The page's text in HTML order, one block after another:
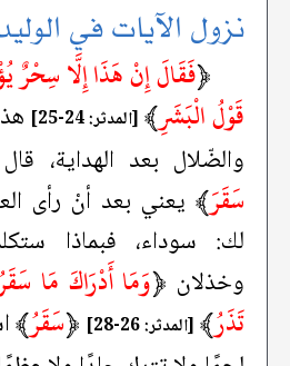
نزول الآيات في
﴿
قَوْلُ الْبَشَرِ﴾ [المدثر: 24-25]
والضّلال بعد الهداية،
سَقَرَ﴾ يعني بعد أنْ رأى
لك: سوداء، فبماذا
وخذلان ﴿
تَذَرُ﴾ [المدثر: 26-28] ﴿سَقَرُ﴾